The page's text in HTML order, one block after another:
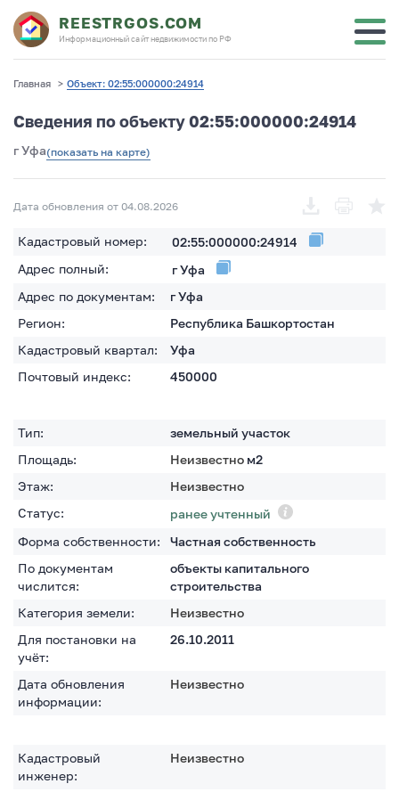
REESTRGOS.COM
Информационный сайт недвижимости по РФ
Главная > Объект: 02:55:000000:24914
Сведения по объекту 02:55:000000:24914
г Уфа(показать на карте)
Дата обновления от 04.08.2026
Кадастровый номер:
02:55:000000:24914
Адрес полный:
г Уфа
Адрес по документам:
г Уфа
Регион:
Республика Башкортостан
Кадастровый квартал:
Уфа
Почтовый индекс:
450000
Тип:
земельный участок
Площадь:
Неизвестно м2
Этаж:
Неизвестно
Статус:
ранее учтенный
Форма собственности:
Частная собственность
По документам
числится:
объекты капитального
строительства
Категория земели:
Неизвестно
Для постановки на
учёт:
26.10.2011
Дата обновления
информации:
Неизвестно
Кадастровый
инженер:
Неизвестно